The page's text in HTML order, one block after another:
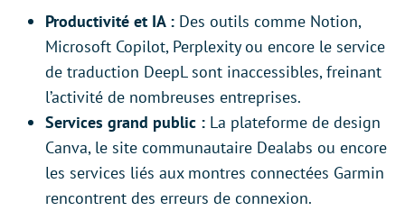
Productivité et IA : Des outils comme Notion,
Microsoft Copilot, Perplexity ou encore le service
de traduction DeepL sont inaccessibles, freinant
l’activité de nombreuses entreprises.
Services grand public : La plateforme de design
Canva, le site communautaire Dealabs ou encore
les services liés aux montres connectées Garmin
rencontrent des erreurs de connexion.